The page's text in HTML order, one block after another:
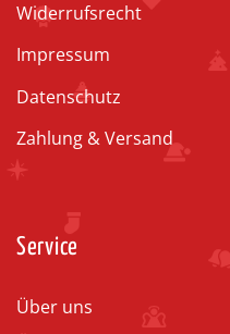
Widerrufsrecht
Impressum
Datenschutz
Zahlung & Versand
Service
Über uns